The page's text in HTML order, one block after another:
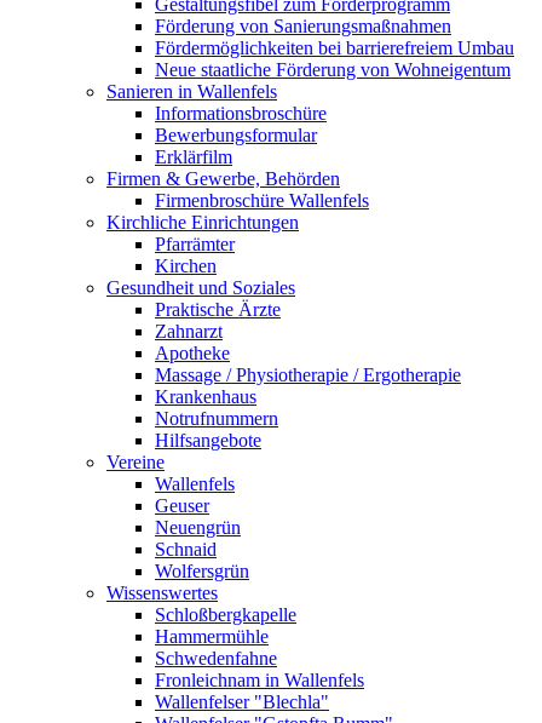
Gestaltungsfibel zum Förderprogramm
Förderung von Sanierungsmaßnahmen
Fördermöglichkeiten bei barrierefreiem Umbau
Neue staatliche Förderung von Wohneigentum
Sanieren in Wallenfels
Informationsbroschüre
Bewerbungsformular
Erklärfilm
Firmen & Gewerbe, Behörden
Firmenbroschüre Wallenfels
Kirchliche Einrichtungen
Pfarrämter
Kirchen
Gesundheit und Soziales
Praktische Ärzte
Zahnarzt
Apotheke
Massage / Physiotherapie / Ergotherapie
Krankenhaus
Notrufnummern
Hilfsangebote
Vereine
Wallenfels
Geuser
Neuengrün
Schnaid
Wolfersgrün
Wissenswertes
Schloßbergkapelle
Hammermühle
Schwedenfahne
Fronleichnam in Wallenfels
Wallenfelser "Blechla"